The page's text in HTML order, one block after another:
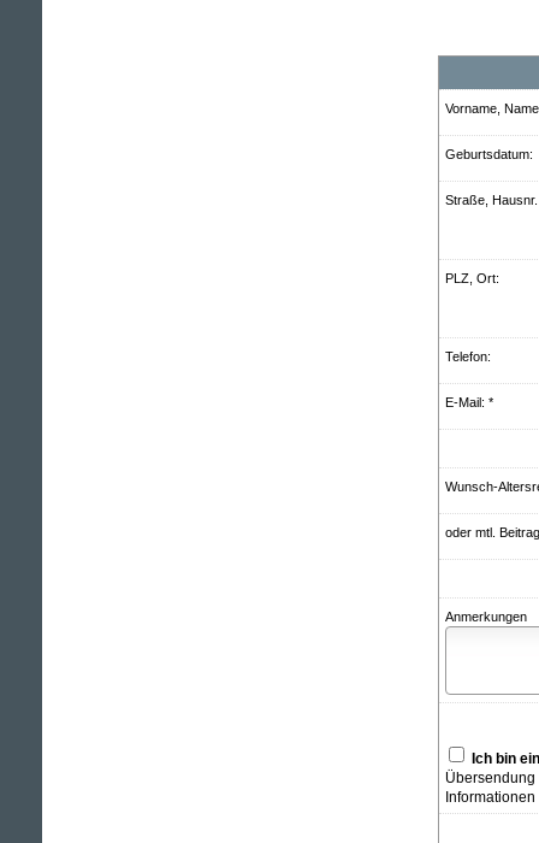
Vorname,
Geburts­datum:
Straße,
PLZ, Ort:
Telefon:
E-Mail: *
Wunsch-
oder mtl.
Anmerkungen
Ich bin